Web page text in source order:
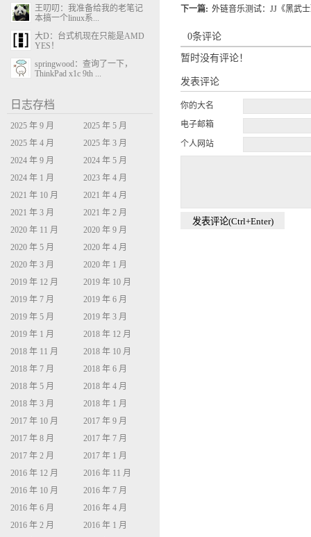
下一篇: 外链音乐测试：JJ《黑武
0条评论
暂时没有评论！
发表评论
你的大名
电子邮箱
个人网站
王叨叨：我准备给我的老笔记
本搞一个linux系...
大D：台式机现在只能是AMD
YES！
springwood：查询了一下，
ThinkPad x1c 9th ...
日志存档
2025 年 9 月
2025 年 5 月
2025 年 4 月
2025 年 3 月
2024 年 9 月
2024 年 5 月
2024 年 1 月
2023 年 4 月
2021 年 10 月
2021 年 4 月
2021 年 3 月
2021 年 2 月
2020 年 11 月
2020 年 9 月
2020 年 5 月
2020 年 4 月
2020 年 3 月
2020 年 1 月
2019 年 12 月
2019 年 10 月
2019 年 7 月
2019 年 6 月
2019 年 5 月
2019 年 3 月
2019 年 1 月
2018 年 12 月
2018 年 11 月
2018 年 10 月
2018 年 7 月
2018 年 6 月
2018 年 5 月
2018 年 4 月
2018 年 3 月
2018 年 1 月
2017 年 10 月
2017 年 9 月
2017 年 8 月
2017 年 7 月
2017 年 2 月
2017 年 1 月
2016 年 12 月
2016 年 11 月
2016 年 10 月
2016 年 7 月
2016 年 6 月
2016 年 4 月
2016 年 2 月
2016 年 1 月